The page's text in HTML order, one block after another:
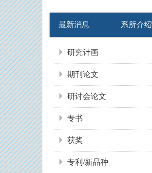
最新消息 系所介绍
研究计画
期刊论文
研讨会论文
专书
获奖
专利/新品种